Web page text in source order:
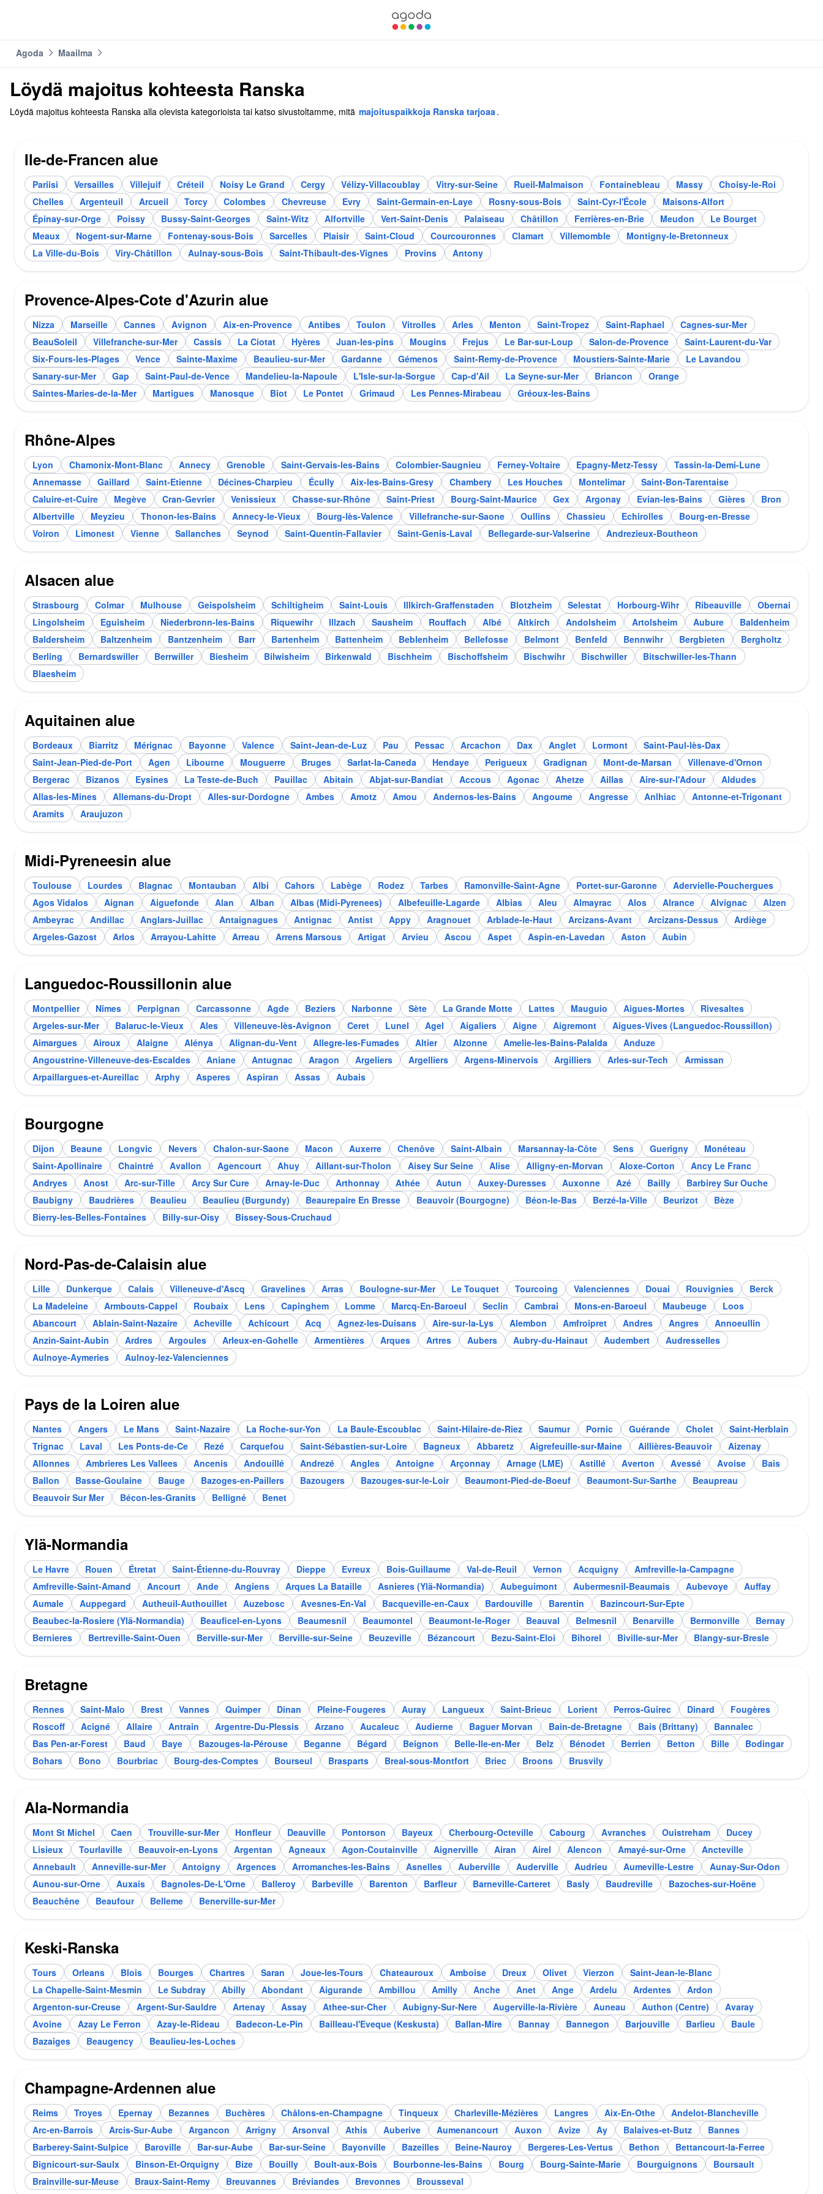
Agoda Maailma
Löydä majoitus kohteesta Ranska
Löydä majoitus kohteesta Ranska alla olevista kategorioista tai katso sivustoltamme, mitä majoituspaikkoja Ranska tarjoaa.
Ile-de-Francen alue
Pariisi Versailles Villejuif Créteil Noisy Le Grand Cergy Vélizy-Villacoublay Vitry-sur-Seine Rueil-Malmaison Fontainebleau Massy
Choisy-le-Roi
Chelles
Argenteuil Arcueil Torcy Colombes Chevreuse Evry Saint-Germain-en-Laye Rosny-sous-Bois Saint-Cyr-l'École
Maisons-Alfort
Épinay-sur-Orge
Poissy Bussy-Saint-Georges Saint-Witz Alfortville Vert-Saint-Denis Palaiseau Châtillon Ferrières-en-Brie Meudon
Le Bourget
Meaux
Nogent-sur-Marne Fontenay-sous-Bois Sarcelles Plaisir Saint-Cloud Courcouronnes Clamart Villemomble
Montigny-le-Bretonneux
La Ville-du-Bois
Viry-Châtillon Aulnay-sous-Bois Saint-Thibault-des-Vignes Provins Antony
Provence-Alpes-Cote d'Azurin alue
Nizza Marseille Cannes Avignon Aix-en-Provence Antibes Toulon Vitrolles Arles Menton Saint-Tropez Saint-Raphael
Cagnes-sur-Mer
BeauSoleil
Villefranche-sur-Mer Cassis La Ciotat Hyères Juan-les-pins Mougins Frejus Le Bar-sur-Loup Salon-de-Provence
Saint-Laurent-du-Var
Six-Fours-les-Plages
Vence Sainte-Maxime Beaulieu-sur-Mer Gardanne Gémenos Saint-Remy-de-Provence Moustiers-Sainte-Marie
Le Lavandou
Sanary-sur-Mer
Gap Saint-Paul-de-Vence Mandelieu-la-Napoule L'Isle-sur-la-Sorgue Cap-d'Ail La Seyne-sur-Mer Briancon
Orange
Saintes-Maries-de-la-Mer
Martigues Manosque Biot Le Pontet Grimaud Les Pennes-Mirabeau Gréoux-les-Bains
Rhône-Alpes
Lyon Chamonix-Mont-Blanc Annecy Grenoble Saint-Gervais-les-Bains Colombier-Saugnieu Ferney-Voltaire Epagny-Metz-Tessy
Tassin-la-Demi-Lune
Annemasse
Gaillard Saint-Etienne Décines-Charpieu Écully Aix-les-Bains-Gresy Chambery Les Houches Montelimar
Saint-Bon-Tarentaise
Caluire-et-Cuire
Megève Cran-Gevrier Venissieux Chasse-sur-Rhône Saint-Priest Bourg-Saint-Maurice Gex Argonay Evian-les-Bains Gières
Bron
Albertville
Meyzieu Thonon-les-Bains Annecy-le-Vieux Bourg-lès-Valence Villefranche-sur-Saone Oullins Chassieu Echirolles
Bourg-en-Bresse
Voiron
Limonest Vienne Sallanches Seynod Saint-Quentin-Fallavier Saint-Genis-Laval Bellegarde-sur-Valserine Andrezieux-Boutheon
Alsacen alue
Strasbourg Colmar Mulhouse Geispolsheim Schiltigheim Saint-Louis Illkirch-Graffenstaden Blotzheim Selestat Horbourg-Wihr Ribeauville
Obernai
Lingolsheim
Eguisheim Niederbronn-les-Bains Riquewihr Illzach Sausheim Rouffach Albé Altkirch Andolsheim Artolsheim Aubure
Baldenheim
Baldersheim
Baltzenheim Bantzenheim Barr Bartenheim Battenheim Beblenheim Bellefosse Belmont Benfeld Bennwihr Bergbieten
Bergholtz
Berling
Bernardswiller Berrwiller Biesheim Bilwisheim Birkenwald Bischheim Bischoffsheim Bischwihr Bischwiller
Bitschwiller-les-Thann
Blaesheim
Aquitainen alue
Bordeaux Biarritz Mérignac Bayonne Valence Saint-Jean-de-Luz Pau Pessac Arcachon Dax Anglet Lormont
Saint-Paul-lès-Dax
Saint-Jean-Pied-de-Port
Agen Libourne Mouguerre Bruges Sarlat-la-Caneda Hendaye Perigueux Gradignan Mont-de-Marsan
Villenave-d'Ornon
Bergerac
Bizanos Eysines La Teste-de-Buch Pauillac Abitain Abjat-sur-Bandiat Accous Agonac Ahetze Aillas Aire-sur-l'Adour
Aldudes
Allas-les-Mines
Allemans-du-Dropt Alles-sur-Dordogne Ambes Amotz Amou Andernos-les-Bains Angoume Angresse Anlhiac
Antonne-et-Trigonant
Aramits
Araujuzon
Midi-Pyreneesin alue
Toulouse Lourdes Blagnac Montauban Albi Cahors Labège Rodez Tarbes Ramonville-Saint-Agne Portet-sur-Garonne
Adervielle-Pouchergues
Agos Vidalos
Aignan Aiguefonde Alan Alban Albas (Midi-Pyrenees) Albefeuille-Lagarde Albias Aleu Almayrac Alos Alrance Alvignac
Alzen
Ambeyrac
Andillac Anglars-Juillac Antaignagues Antignac Antist Appy Aragnouet Arblade-le-Haut Arcizans-Avant Arcizans-Dessus
Ardiège
Argeles-Gazost
Arlos Arrayou-Lahitte Arreau Arrens Marsous Artigat Arvieu Ascou Aspet Aspin-en-Lavedan Aston Aubin
Languedoc-Roussillonin alue
Montpellier Nîmes Perpignan Carcassonne Agde Beziers Narbonne Sète La Grande Motte Lattes Mauguio Aigues-Mortes
Rivesaltes
Argeles-sur-Mer
Balaruc-le-Vieux Ales Villeneuve-lès-Avignon Ceret Lunel Agel Aigaliers Aigne Aigremont
Aigues-Vives (Languedoc-Roussillon)
Aimargues
Airoux Alaigne Alénya Alignan-du-Vent Allegre-les-Fumades Altier Alzonne Amelie-les-Bains-Palalda
Anduze
Angoustrine-Villeneuve-des-Escaldes
Aniane Antugnac Aragon Argeliers Argelliers Argens-Minervois Argilliers Arles-sur-Tech
Armissan
Arpaillargues-et-Aureillac
Arphy Asperes Aspiran Assas Aubais
Bourgogne
Dijon Beaune Longvic Nevers Chalon-sur-Saone Macon Auxerre Chenôve Saint-Albain Marsannay-la-Côte Sens Guerigny
Monéteau
Saint-Apollinaire
Chaintré Avallon Agencourt Ahuy Aillant-sur-Tholon Aisey Sur Seine Alise Alligny-en-Morvan Aloxe-Corton
Ancy Le Franc
Andryes
Anost Arc-sur-Tille Arcy Sur Cure Arnay-le-Duc Arthonnay Athée Autun Auxey-Duresses Auxonne Azé Bailly
Barbirey Sur Ouche
Baubigny
Baudrières Beaulieu Beaulieu (Burgundy) Beaurepaire En Bresse Beauvoir (Bourgogne) Béon-le-Bas Berzé-la-Ville Beurizot
Bèze
Bierry-les-Belles-Fontaines
Billy-sur-Oisy Bissey-Sous-Cruchaud
Nord-Pas-de-Calaisin alue
Lille Dunkerque Calais Villeneuve-d'Ascq Gravelines Arras Boulogne-sur-Mer Le Touquet Tourcoing Valenciennes Douai Rouvignies
Berck
La Madeleine
Armbouts-Cappel Roubaix Lens Capinghem Lomme Marcq-En-Baroeul Seclin Cambrai Mons-en-Baroeul Maubeuge
Loos
Abancourt
Ablain-Saint-Nazaire Acheville Achicourt Acq Agnez-les-Duisans Aire-sur-la-Lys Alembon Amfroipret Andres Angres
Annoeullin
Anzin-Saint-Aubin
Ardres Argoules Arleux-en-Gohelle Armentières Arques Artres Aubers Aubry-du-Hainaut Audembert
Audresselles
Aulnoye-Aymeries
Aulnoy-lez-Valenciennes
Pays de la Loiren alue
Nantes Angers Le Mans Saint-Nazaire La Roche-sur-Yon La Baule-Escoublac Saint-Hilaire-de-Riez Saumur Pornic Guérande Cholet
Saint-Herblain
Trignac
Laval Les Ponts-de-Ce Rezé Carquefou Saint-Sébastien-sur-Loire Bagneux Abbaretz Aigrefeuille-sur-Maine Aillières-Beauvoir
Aizenay
Allonnes
Ambrieres Les Vallees Ancenis Andouillé Andrezé Angles Antoigne Arçonnay Arnage (LME) Astillé Averton Avessé Avoise
Bais
Ballon
Basse-Goulaine Bauge Bazoges-en-Paillers Bazougers Bazouges-sur-le-Loir Beaumont-Pied-de-Boeuf Beaumont-Sur-Sarthe
Beaupreau
Beauvoir Sur Mer
Bécon-les-Granits Belligné Benet
Ylä-Normandia
Le Havre Rouen Étretat Saint-Étienne-du-Rouvray Dieppe Evreux Bois-Guillaume Val-de-Reuil Vernon Acquigny
Amfreville-la-Campagne
Amfreville-Saint-Amand
Ancourt Ande Angiens Arques La Bataille Asnieres (Ylä-Normandia) Aubeguimont Aubermesnil-Beaumais Aubevoye
Auffay
Aumale
Auppegard Autheuil-Authouillet Auzebosc Avesnes-En-Val Bacqueville-en-Caux Bardouville Barentin
Bazincourt-Sur-Epte
Beaubec-la-Rosiere (Ylä-Normandia)
Beauficel-en-Lyons Beaumesnil Beaumontel Beaumont-le-Roger Beauval Belmesnil Benarville Bermonville
Bernay
Bernieres
Bertreville-Saint-Ouen Berville-sur-Mer Berville-sur-Seine Beuzeville Bézancourt Bezu-Saint-Eloi Bihorel Biville-sur-Mer Blangy-sur-Bresle
Bretagne
Rennes Saint-Malo Brest Vannes Quimper Dinan Pleine-Fougeres Auray Langueux Saint-Brieuc Lorient Perros-Guirec Dinard
Fougères
Roscoff
Acigné Allaire Antrain Argentre-Du-Plessis Arzano Aucaleuc Audierne Baguer Morvan Bain-de-Bretagne Bais (Brittany)
Bannalec
Bas Pen-ar-Forest
Baud Baye Bazouges-la-Pérouse Beganne Bégard Beignon Belle-Ile-en-Mer Belz Bénodet Berrien Betton Bille
Bodingar
Bohars
Bono Bourbriac Bourg-des-Comptes Bourseul Brasparts Breal-sous-Montfort Briec Broons Brusvily
Ala-Normandia
Mont St Michel Caen Trouville-sur-Mer Honfleur Deauville Pontorson Bayeux Cherbourg-Octeville Cabourg Avranches Ouistreham
Ducey
Lisieux
Tourlaville Beauvoir-en-Lyons Argentan Agneaux Agon-Coutainville Aignerville Airan Airel Alencon Amayé-sur-Orne
Ancteville
Annebault
Anneville-sur-Mer Antoigny Argences Arromanches-les-Bains Asnelles Auberville Auderville Audrieu Aumeville-Lestre
Aunay-Sur-Odon
Aunou-sur-Orne
Auxais Bagnoles-De-L'Orne Balleroy Barbeville Barenton Barfleur Barneville-Carteret Basly Baudreville
Bazoches-sur-Hoëne
Beauchêne
Beaufour Belleme Benerville-sur-Mer
Keski-Ranska
Tours Orleans Blois Bourges Chartres Saran Joue-les-Tours Chateauroux Amboise Dreux Olivet Vierzon
Saint-Jean-le-Blanc
La Chapelle-Saint-Mesmin
Le Subdray Abilly Abondant Aigurande Ambillou Amilly Anche Anet Ange Ardelu Ardentes
Ardon
Argenton-sur-Creuse
Argent-Sur-Sauldre Artenay Assay Athee-sur-Cher Aubigny-Sur-Nere Augerville-la-Rivière Auneau Authon (Centre)
Avaray
Avoine
Azay Le Ferron Azay-le-Rideau Badecon-Le-Pin Bailleau-l'Eveque (Keskusta) Ballan-Mire Bannay Bannegon Barjouville Barlieu
Baule
Bazaiges
Beaugency Beaulieu-les-Loches
Champagne-Ardennen alue
Reims Troyes Epernay Bezannes Buchères Châlons-en-Champagne Tinqueux Charleville-Mézières Langres Aix-En-Othe
Andelot-Blancheville
Arc-en-Barrois
Arcis-Sur-Aube Argancon Arrigny Arsonval Athis Auberive Aumenancourt Auxon Avize Ay Balaives-et-Butz
Bannes
Barberey-Saint-Sulpice
Baroville Bar-sur-Aube Bar-sur-Seine Bayonville Bazeilles Beine-Nauroy Bergeres-Les-Vertus Bethon
Bettancourt-la-Ferree
Bignicourt-sur-Saulx
Binson-Et-Orquigny Bize Bouilly Boult-aux-Bois Bourbonne-les-Bains Bourg Bourg-Sainte-Marie Bourguignons
Boursault
Brainville-sur-Meuse
Braux-Saint-Remy Breuvannes Bréviandes Brevonnes Brousseval